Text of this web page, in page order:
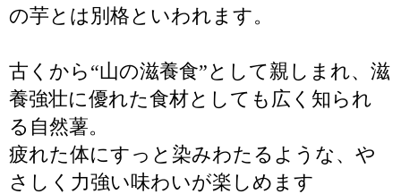
の芋とは別格といわれます。
古くから“山の滋養食”として親しまれ、滋
養強壮に優れた食材としても広く知られ
る自然薯。
疲れた体にすっと染みわたるような、や
さしく力強い味わいが楽しめます